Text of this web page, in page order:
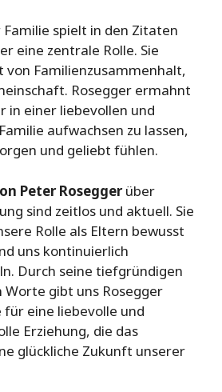
Familie spielt in den Zitaten
eine zentrale Rolle. Sie
von Familienzusammenhalt,
Rosegger ermahnt
in einer liebevollen und
aufwachsen zu lassen,
und geliebt fühlen.
Peter Roseggerüber
sind zeitlos und aktuell. Sie
Rolle als Eltern bewusst
uns kontinuierlich
Durch seine tiefgründigen
gibt uns Rosegger
eine liebevolle und
Erziehung, die das
glückliche Zukunft unserer